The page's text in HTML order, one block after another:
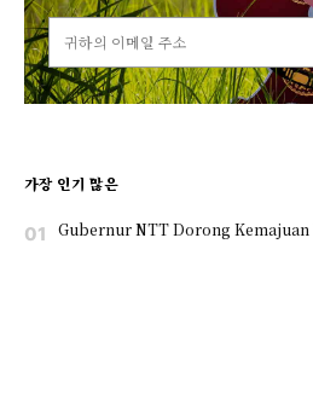
가장 인기 많은
Gubernur NTT Dorong Kemajuan